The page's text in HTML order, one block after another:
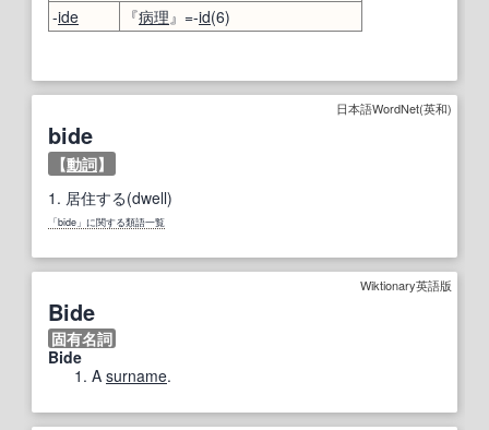
-ide 『病理』=-id(6)
日本語WordNet(英和)
bide
【動詞】
1. 居住する(dwell)
「bide」に関する類語一覧
Wiktionary英語版
Bide
固有名詞
Bide
A surname.